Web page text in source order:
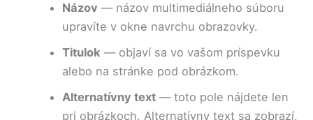
Názov — názov multimediálneho súboru
upravíte v okne navrchu obrazovky.
Titulok — objaví sa vo vašom príspevku
alebo na stránke pod obrázkom.
Alternatívny text — toto pole nájdete len
pri obrázkoch. Alternatívny text sa zobrazí,